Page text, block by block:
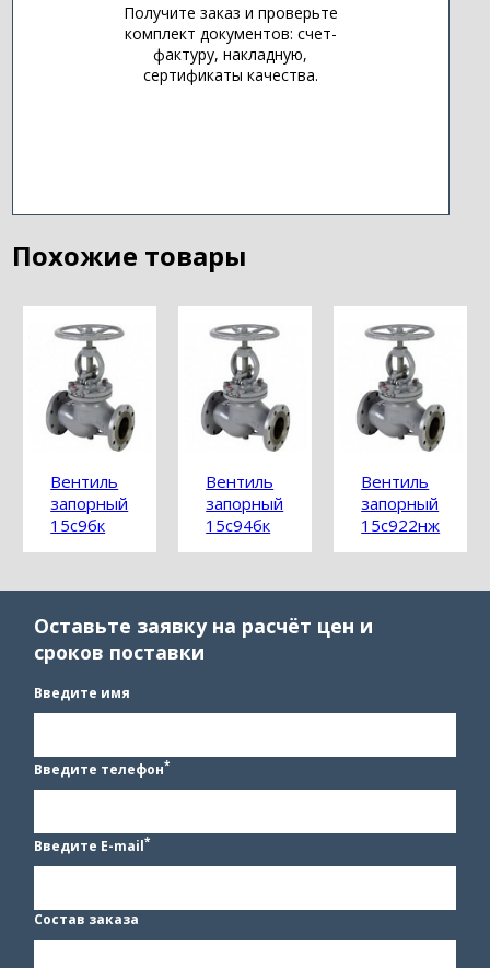
Получите заказ и проверьте
комплект документов: счет-
фактуру, накладную,
сертификаты качества.
Похожие товары
Вентиль
запорный
15с9бк
Вентиль
запорный
15с94бк
Вентиль
запорный
15с922нж
Оставьте заявку на расчёт цен и
сроков поставки
Введите имя
Введите телефон*
Введите E-mail*
Состав заказа